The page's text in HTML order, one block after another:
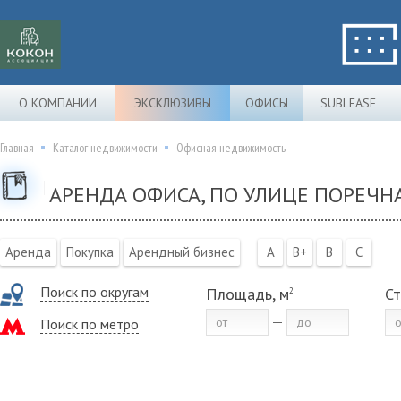
О КОМПАНИИ ЭКСКЛЮЗИВЫ ОФИСЫ SUBLEASE
Главная Каталог недвижимости Офисная недвижимость
АРЕНДА ОФИСА, ПО УЛИЦЕ
Аренда Покупка Арендный бизнес A B+ B C
Поиск по округам
Поиск по метро
Площадь, м2